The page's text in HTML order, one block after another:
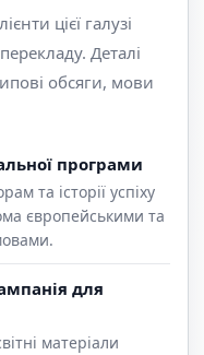
цієї галузі
Деталі
обсяги, мови
програми
та історії успіху
європейськими та
для
матеріали